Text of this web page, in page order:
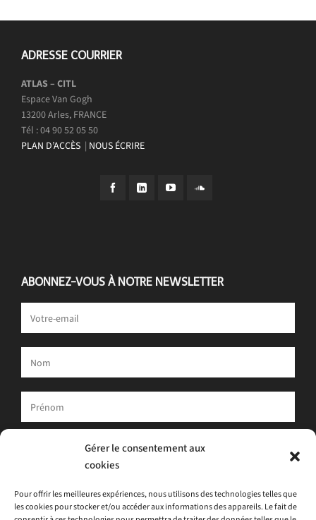
Gérer le consentement aux
cookies
Pour offrir les meilleures expériences, nous utilisons des technologies telles que
les cookies pour stocker et/ou accéder aux informations des appareils. Le fait de
ADRESSE COURRIER
ATLAS – CITL
Espace Van Gogh
13200 Arles, FRANCE
Tél : 04 90 52 05 50
PLAN D’ACCÈS | NOUS ÉCRIRE
ABONNEZ-VOUS À NOTRE NEWSLETTER
Votre adresse e-mail est uniquement utilisée pour vous envoyer
notre newsletter et des informations sur les activités d'ATLAS.
la newsletter.